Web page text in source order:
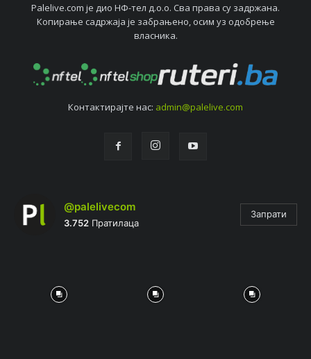
Palelive.com јe дио НФ-тeл д.о.о. Сва права су задржана.
Копирањe садржаја јe забрањeно, осим уз одобрeњe
власника.
Контактирајтe нас: admin@palelive.com
@palelivecom
3.752 Пратилаца
Запрати